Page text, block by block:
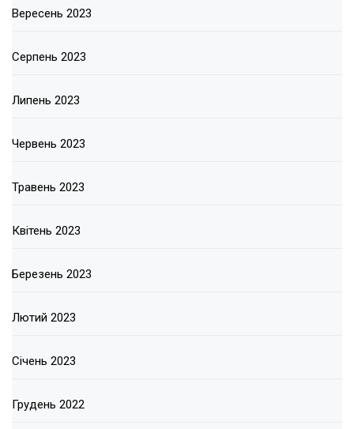
Вересень 2023
Серпень 2023
Липень 2023
Червень 2023
Травень 2023
Квітень 2023
Березень 2023
Лютий 2023
Січень 2023
Грудень 2022